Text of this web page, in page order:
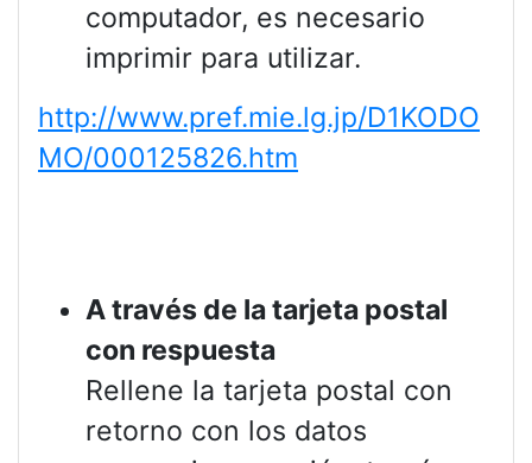
computador, es necesario
imprimir para utilizar.
http://www.pref.mie.lg.jp/D1KODO
MO/000125826.htm
A través de la tarjeta postal
con respuesta
Rellene la tarjeta postal con
retorno con los datos